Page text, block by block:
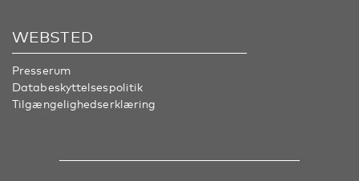
WEBSTED
Presserum
Databeskyttelsespolitik
Tilgængelighedserklæring